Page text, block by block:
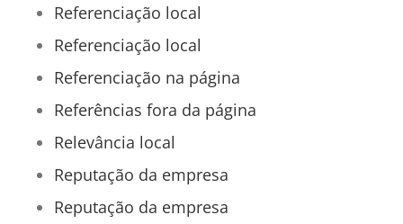
Referenciação local
Referenciação local
Referenciação na página
Referências fora da página
Relevância local
Reputação da empresa
Reputação da empresa